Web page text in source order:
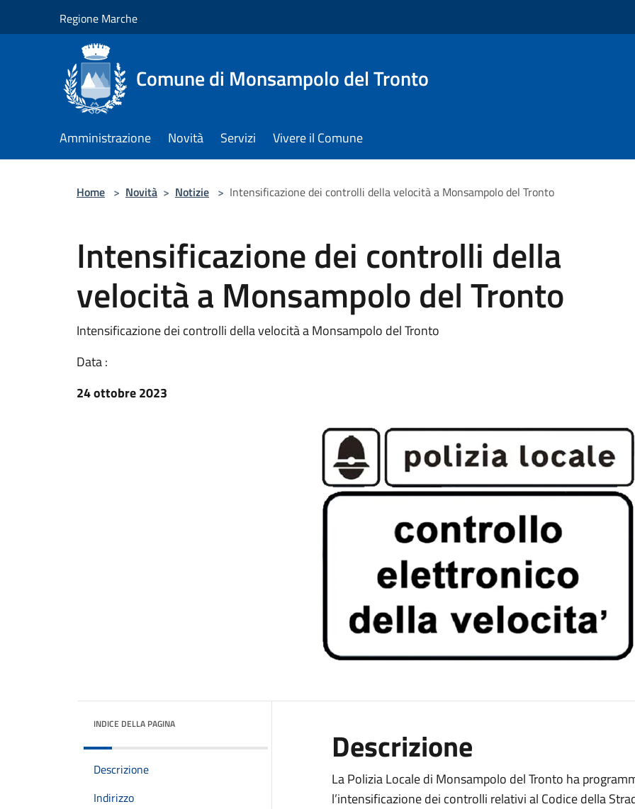
Regione Marche
Comune di Monsampolo del Tronto
Amministrazione Novità Servizi Vivere il Comune
Home > Novità > Notizie > Intensificazione dei controlli della velocità a Monsampolo del Tronto
Intensificazione dei controlli della
velocità a Monsampolo del Tronto
Intensificazione dei controlli della velocità a Monsampolo del Tronto
Data :
24 ottobre 2023
INDICE DELLA PAGINA
Descrizione
Indirizzo
Descrizione
La Polizia Locale di Monsampolo del Tronto ha
l’intensificazione dei controlli relativi al Codice della